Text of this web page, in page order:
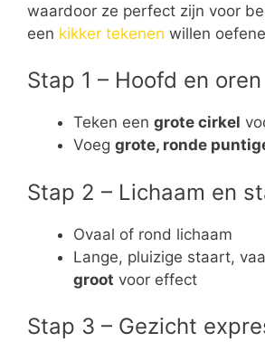
waardoor ze perfect zijn voor
een kikker tekenen willen
Stap 1 – Hoofd en oren
Teken een grote cirkel
Voeg grote, ronde
Stap 2 – Lichaam en
Ovaal of rond lichaam
Lange, pluizige staart,
groot voor effect
Stap 3 – Gezicht